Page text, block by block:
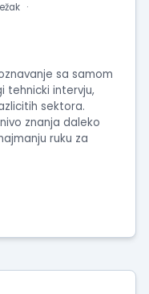
sa samom
tehnicki intervju,
sektora.
znanja daleko
ruku za